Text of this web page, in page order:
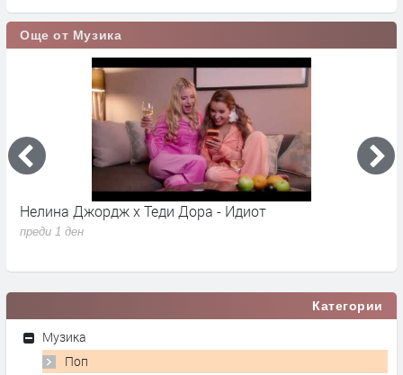
Още от Музика
Young K - Shut The Door
преди 1 ден
Категории
Музика
Поп